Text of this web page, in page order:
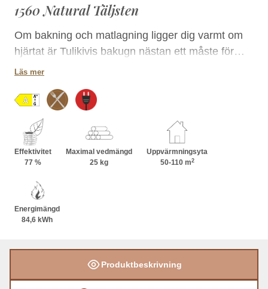
1560 Natural Täljsten
Om bakning och matlagning ligger dig varmt om
hjärtat är Tulikivis bakugn nästan ett måste för
dig. Piroger, pizzor och stekar, puddingar och
avger trivsam värme även långt efter användning.
Läs mer
Effektivitet
77 %
Maximal vedmängd
25 kg
Uppvärmningsyta
50-110 m2
Energimängd
84,6 kWh
Produktbeskrivning